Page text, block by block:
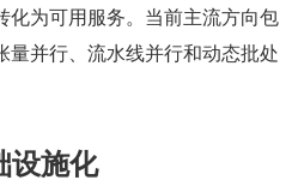
化为可用服务。当前主流方向包
量并行、流水线并行和动态批处
设施化